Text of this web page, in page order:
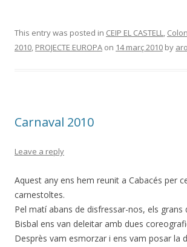
This entry was posted in CEIP EL CASTELL,
2010, PROJECTE EUROPA on 14 març 2010 by
Carnaval 2010
Leave a reply
Aquest any ens hem reunit a Cabacés per
carnestoltes.
Pel matí abans de disfressar-nos, els grans
Bisbal ens van deleitar amb dues
Desprès vam esmorzar i ens vam posar la